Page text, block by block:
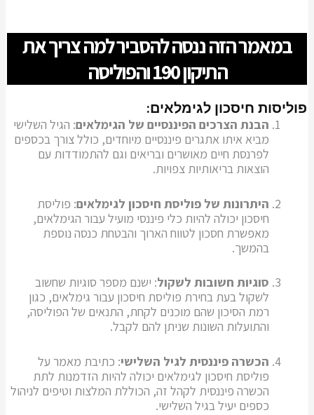
במאמר הזה ננסה להסביר למה צריך את
התיקון 190 והפוליסה
פוליסות חיסכון לגימלאים:
הבנת הצרכים הפיננסיים של הגימלאים: הגיל השלישי
מביא איתו אתגרים פיננסיים מיוחדים, כולל צורך בכספים
לפרנסת חיים מאושרים ובריאים וגם להתמודדות עם
הוצאות בריאותיות צפויות.
היתרונות של פוליסת חיסכון לגימלאים: פוליסת
חיסכון יכולה להיות כלי פיננסי מועיל עבור הגימלאים,
מאפשרת חסכון לטווח הארוך והבטחת כנסה נוספת
בהמשך.
סוגיות חשובות לשקול: ישנם מספר סוגיות שחשוב
לשקול בעת בחירת פוליסת חיסכון עבור גימלאים, כגון
רמת הסיכון שהם מוכנים לקחת, התנאים של הפוליסה,
והתועלות השונות שניתן להם לקבל.
הכשרה פיננסית לגיל השלישי: כתיבת מאמר על
פוליסת חיסכון לגימלאים יכולה להיות הזדמנות לתת
הכשרה פיננסית לקהל זה, הכוללת המלצות וטיפים לניהול
כספים יעיל בגיל השלישי.